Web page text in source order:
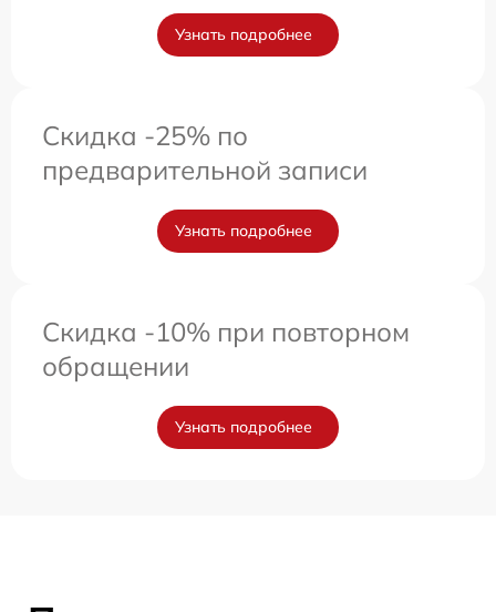
Узнать подробнее
Скидка -25% по
предварительной записи
Узнать подробнее
Скидка -10% при повторном
обращении
Узнать подробнее